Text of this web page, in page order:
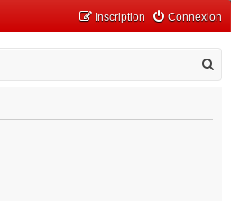
Connexion
Inscription